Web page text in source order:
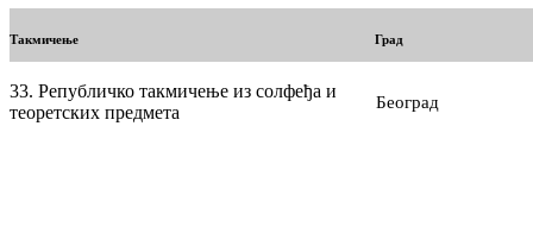
Такмичење Град
33. Републичко такмичење из солфеђа и
теоретских предмета
Београд